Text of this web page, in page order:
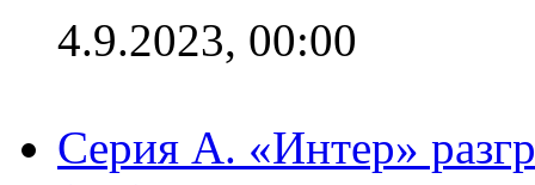
4.9.2023, 00:00
Серия А. «Интер»